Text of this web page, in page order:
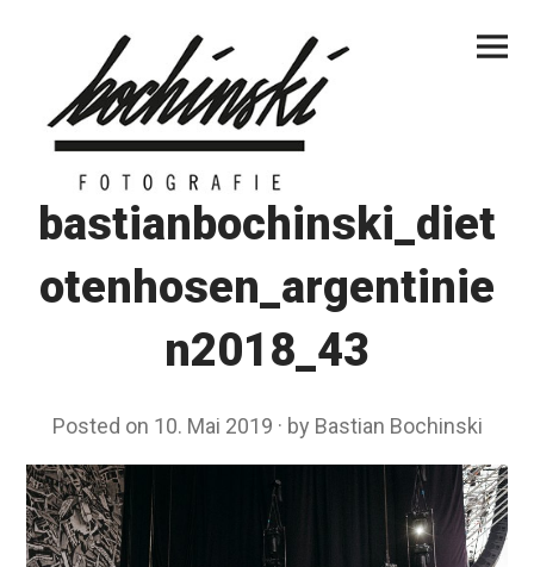
Menu
bastianbochinski_diet
otenhosen_argentinie
n2018_43
Posted on 10. Mai 2019 by Bastian Bochinski